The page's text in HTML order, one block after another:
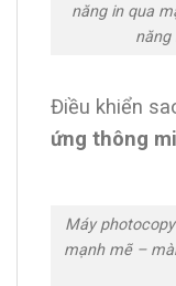
năng in qua
năng
Điều khiển
ứng thông
Máy
mạnh mẽ –